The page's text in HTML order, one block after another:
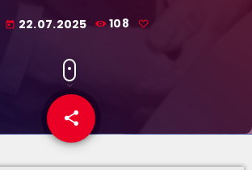
today 22.07.2025 108
share
email